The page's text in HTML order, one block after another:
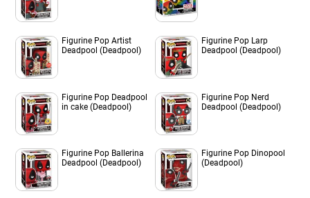
Figurine Pop Artist
Deadpool (Deadpool)
Figurine Pop Larp
Deadpool (Deadpool)
Figurine Pop Deadpool
in cake (Deadpool)
Figurine Pop Nerd
Deadpool (Deadpool)
Figurine Pop Ballerina
Deadpool (Deadpool)
Figurine Pop Dinopool
(Deadpool)